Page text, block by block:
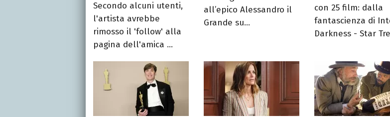
Secondo alcuni utenti,
l'artista avrebbe
rimosso il 'follow' alla
pagina dell'amica ...
all’epico Alessandro il
Grande su...
con 25 film: dalla
fantascienza di
Darkness - Star